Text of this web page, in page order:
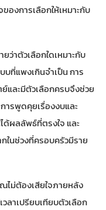
ของการเลือกให้เหมาะกับ
ว่าตัวเลือกใดเหมาะกับ
ที่แพงเกินจำเป็น การ
และมีตัวเลือกครบจึงช่วย
ารพูดคุยเรื่องงบและ
ด้ผลลัพธ์ที่ตรงใจ และ
ในช่วงที่ครอบครัวมีราย
ไม่ต้องเสียใจภายหลัง
วลาเปรียบเทียบตัวเลือก